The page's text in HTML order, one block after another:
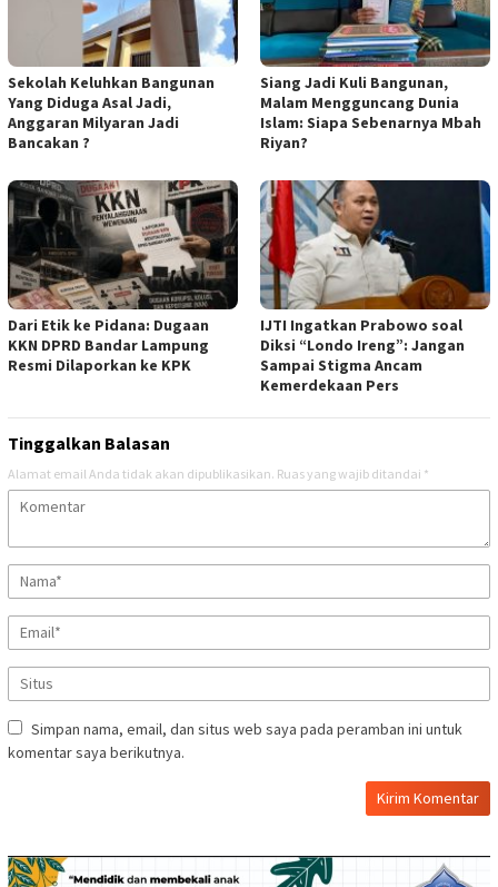
Sekolah Keluhkan Bangunan
Yang Diduga Asal Jadi,
Anggaran Milyaran Jadi
Bancakan ?
Siang Jadi Kuli Bangunan,
Malam Mengguncang Dunia
Islam: Siapa Sebenarnya Mbah
Riyan?
Dari Etik ke Pidana: Dugaan
KKN DPRD Bandar Lampung
Resmi Dilaporkan ke KPK
IJTI Ingatkan Prabowo soal
Diksi “Londo Ireng”: Jangan
Sampai Stigma Ancam
Kemerdekaan Pers
Tinggalkan Balasan
Alamat email Anda tidak akan dipublikasikan. Ruas yang wajib ditandai *
Simpan nama, email, dan situs web saya pada peramban ini untuk
komentar saya berikutnya.